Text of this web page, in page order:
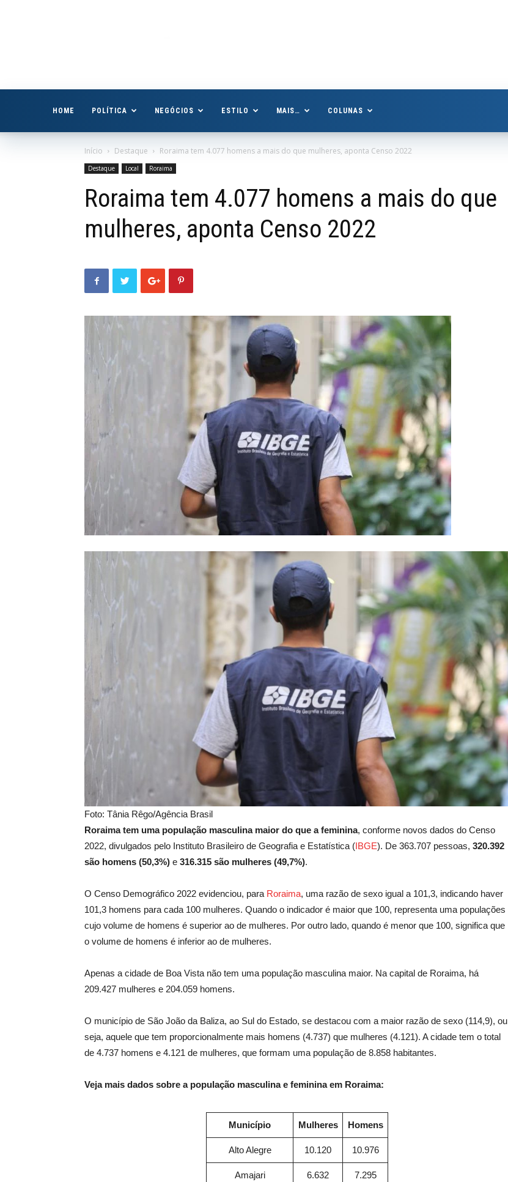
HOME POLÍTICA NEGÓCIOS ESTILO MAIS… COLUNAS
Início Destaque Roraima tem 4.077 homens a mais do que mulheres, aponta Censo 2022
Destaque Local Roraima
Roraima tem 4.077 homens a mais do que
mulheres, aponta Censo 2022
Foto: Tânia Rêgo/Agência Brasil
Roraima tem uma população masculina maior do que a feminina, conforme novos dados do Censo
2022, divulgados pelo Instituto Brasileiro de Geografia e Estatística (IBGE). De 363.707 pessoas, 320.392
são homens (50,3%) e 316.315 são mulheres (49,7%).
O Censo Demográfico 2022 evidenciou, para Roraima, uma razão de sexo igual a 101,3, indicando haver
101,3 homens para cada 100 mulheres. Quando o indicador é maior que 100, representa uma populações
cujo volume de homens é superior ao de mulheres. Por outro lado, quando é menor que 100, significa que
o volume de homens é inferior ao de mulheres.
Apenas a cidade de Boa Vista não tem uma população masculina maior. Na capital de Roraima, há
209.427 mulheres e 204.059 homens.
O município de São João da Baliza, ao Sul do Estado, se destacou com a maior razão de sexo (114,9), ou
seja, aquele que tem proporcionalmente mais homens (4.737) que mulheres (4.121). A cidade tem o total
de 4.737 homens e 4.121 de mulheres, que formam uma população de 8.858 habitantes.
Veja mais dados sobre a população masculina e feminina em Roraima:
Município Mulheres Homens
Alto Alegre 10.120 10.976
Amajari 6.632 7.295